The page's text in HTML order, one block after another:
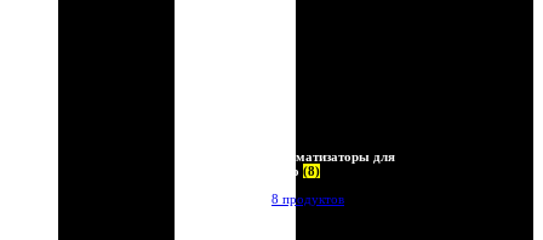
Ароматизаторы для
авто (8)
8 продуктов